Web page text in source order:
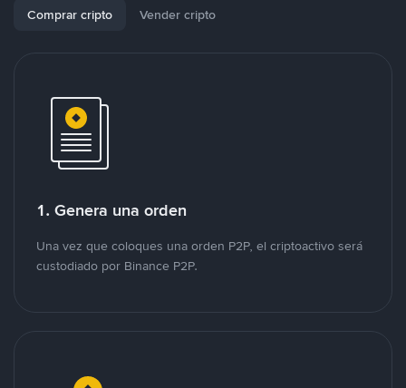
Comprar cripto Vender cripto
1. Genera una orden
Una vez que coloques una orden P2P, el criptoactivo será
custodiado por Binance P2P.